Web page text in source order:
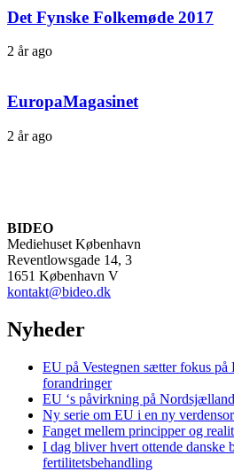
Det Fynske Folkemøde 2017
2 år ago
EuropaMagasinet
2 år ago
BIDEO
Mediehuset København
Reventlowsgade 14, 3
1651 København V
kontakt@bideo.dk
Nyheder
EU på Vestegnen sætter fokus på
forandringer
EU ‘s påvirkning på Nordsjælland
Ny serie om EU i en ny
Fanget mellem principper og
I dag bliver hvert ottende danske
fertilitetsbehandling